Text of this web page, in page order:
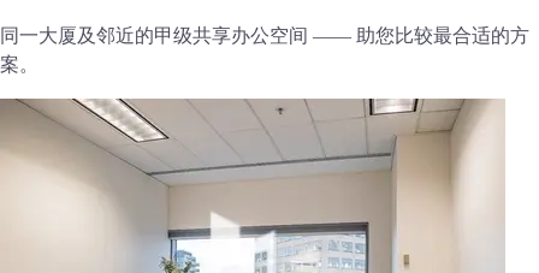
同一大厦及邻近的甲级共享办公空间 —— 助您比较最合适的方
案。